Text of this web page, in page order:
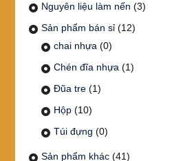
Nguyên liệu làm nến (3)
Sản phẩm bán sỉ (12)
chai nhựa (0)
Chén đĩa nhựa (1)
Đũa tre (1)
Hộp (10)
Túi đựng (0)
Sản phẩm khác (41)